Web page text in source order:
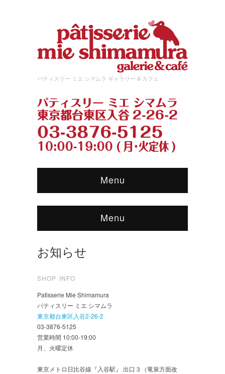
パティスリー ミエ シマムラ ギャラリー & カフェ
Menu
Menu
お知らせ
SHOP INFO
Patisserie Mie Shimamura
パティスリー ミエ シマムラ
東京都台東区入谷2-26-2
03-3876-5125
営業時間 10:00-19:00
月、火曜定休
東京メトロ日比谷線『入谷駅』 出口３（竜泉方面改